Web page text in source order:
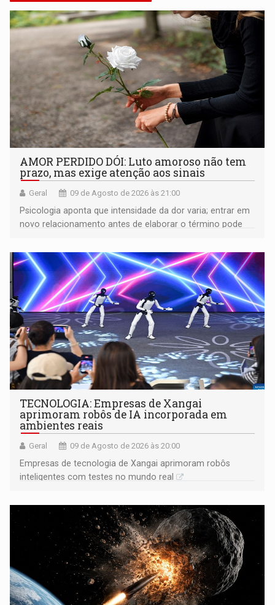
AMOR PERDIDO DÓI: Luto amoroso não tem
prazo, mas exige atenção aos sinais
Geral 09 de Agosto de 2026 às 21:00
Psicologia aponta que intensidade da dor varia; entrar em
novo relacionamento antes de elaborar o término pode
TECNOLOGIA: Empresas de Xangai
aprimoram robôs de IA incorporada em
ambientes reais
Geral 09 de Agosto de 2026 às 20:00
Empresas de tecnologia de Xangai aprimoram robôs
inteligentes com testes no mundo real